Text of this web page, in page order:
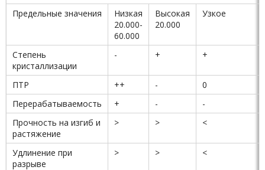
Предельные значения
Низкая
20.000-
60.000
Высокая
20.000
Узкое
Степень
кристаллизации
- + +
ПТР ++ -
0
Перерабатываемость
+ -
-
Прочность на изгиб и
растяжение
> > <
Удлинение при
разрыве
> > <